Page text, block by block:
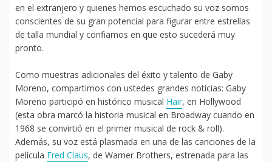
en el extranjero y quienes hemos escuchado su voz somos
conscientes de su gran potencial para figurar entre estrellas
de talla mundial y confiamos en que esto sucederá muy
pronto.
Como muestras adicionales del éxito y talento de Gaby
Moreno, compartimos con ustedes grandes noticias: Gaby
Moreno participó en histórico musical Hair, en Hollywood
(esta obra marcó la historia musical en Broadway cuando en
1968 se convirtió en el primer musical de rock & roll).
Además, su voz está plasmada en una de las canciones de la
película Fred Claus, de Warner Brothers, estrenada para las